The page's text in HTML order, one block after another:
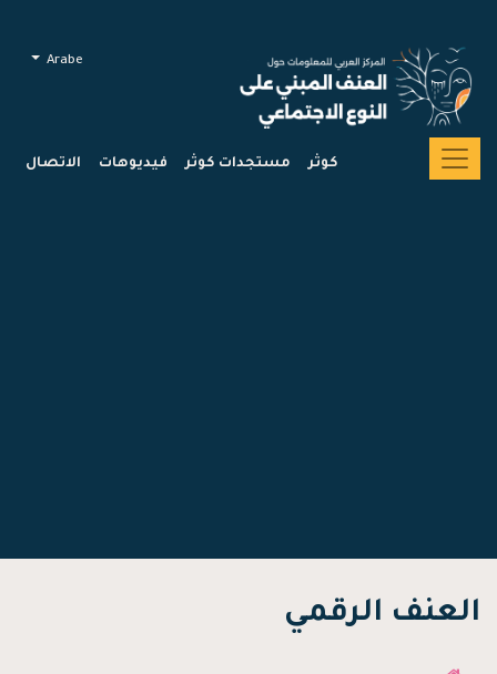
كوثر مستجدات كوثر فيديوهات الاتصال
Arabe
العنف الرقمي